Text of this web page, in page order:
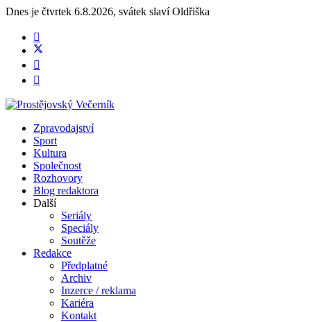
Dnes je čtvrtek 6.8.2026, svátek slavíOldřiška
Zpravodajství
Sport
Kultura
Společnost
Rozhovory
Blog redaktora
Další
Seriály
Speciály
Soutěže
Redakce
Předplatné
Archiv
Inzerce / reklama
Kariéra
Kontakt